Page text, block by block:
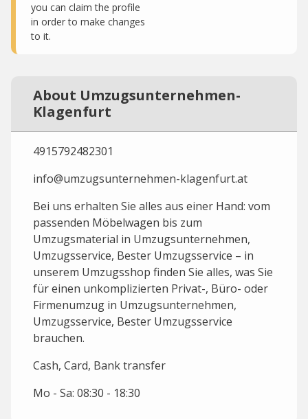
you can claim the profile
in order to make changes
to it.
About Umzugsunternehmen-
Klagenfurt
4915792482301
info@umzugsunternehmen-klagenfurt.at
Bei uns erhalten Sie alles aus einer Hand: vom
passenden Möbelwagen bis zum
Umzugsmaterial in Umzugsunternehmen,
Umzugsservice, Bester Umzugsservice – in
unserem Umzugsshop finden Sie alles, was Sie
für einen unkomplizierten Privat-, Büro- oder
Firmenumzug in Umzugsunternehmen,
Umzugsservice, Bester Umzugsservice
brauchen.
Cash, Card, Bank transfer
Mo - Sa: 08:30 - 18:30